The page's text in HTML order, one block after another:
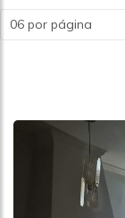
06 por página